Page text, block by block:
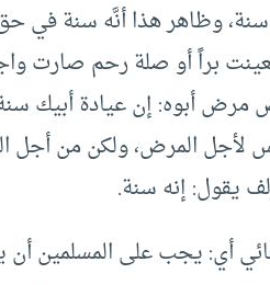
وظاهر هذا أنَّه سنة في
براً أو صلة رحم صارت
أبوه: إن عيادة أبيك سنة،
لأجل المرض، ولكن من أجل
يقول: إنه سنة.
أي: يجب على المسلمين